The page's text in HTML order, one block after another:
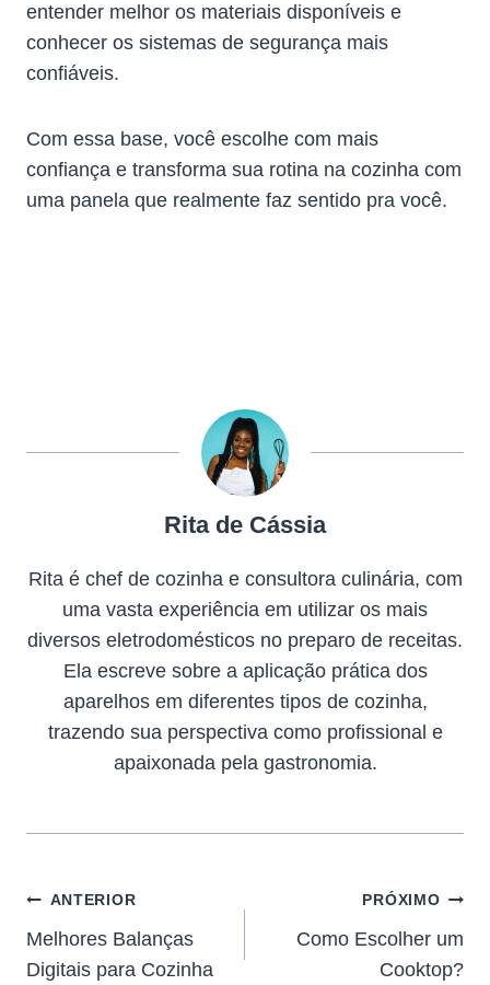
entender melhor os materiais disponíveis e
conhecer os sistemas de segurança mais
confiáveis.
Com essa base, você escolhe com mais
confiança e transforma sua rotina na cozinha com
uma panela que realmente faz sentido pra você.
Rita de Cássia
Rita é chef de cozinha e consultora culinária, com
uma vasta experiência em utilizar os mais
diversos eletrodomésticos no preparo de receitas.
Ela escreve sobre a aplicação prática dos
aparelhos em diferentes tipos de cozinha,
trazendo sua perspectiva como profissional e
apaixonada pela gastronomia.
ANTERIOR
Melhores Balanças
Digitais para Cozinha
PRÓXIMO
Como Escolher um
Cooktop?